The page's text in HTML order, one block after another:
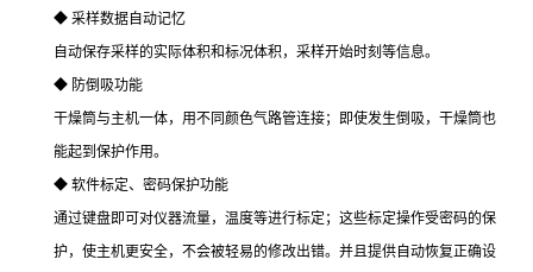
◆ 采样数据自动记忆
自动保存采样的实际体积和标况体积，采样开始时刻等信息。
◆ 防倒吸功能
干燥筒与主机一体，用不同颜色气路管连接；即使发生倒吸，干燥筒也
能起到保护作用。
◆ 软件标定、密码保护功能
通过键盘即可对仪器流量，温度等进行标定；这些标定操作受密码的保
护，使主机更安全，不会被轻易的修改出错。并且提供自动恢复正确设